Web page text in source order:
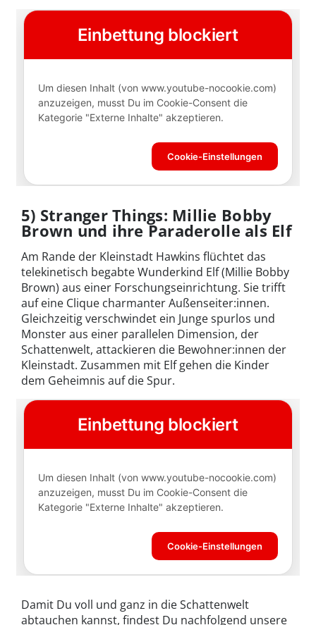
5) Stranger Things: Millie Bobby
Brown und ihre Paraderolle als Elf
Am Rande der Kleinstadt Hawkins flüchtet das
telekinetisch begabte Wunderkind Elf (Millie Bobby
Brown) aus einer Forschungseinrichtung. Sie trifft
auf eine Clique charmanter Außenseiter:innen.
Gleichzeitig verschwindet ein Junge spurlos und
Monster aus einer parallelen Dimension, der
Schattenwelt, attackieren die Bewohner:innen der
Kleinstadt. Zusammen mit Elf gehen die Kinder
dem Geheimnis auf die Spur.
Damit Du voll und ganz in die Schattenwelt
abtauchen kannst, findest Du nachfolgend unsere